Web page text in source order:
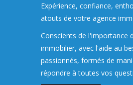
Expérience, confiance,
atouts de votre agence
Conscients de l'importance
immobilier, avec l'aide au
passionnés, formés de
répondre à toutes vos